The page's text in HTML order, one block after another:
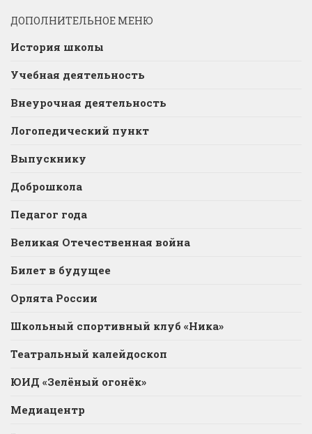
ДОПОЛНИТЕЛЬНОЕ МЕНЮ
История школы
Учебная деятельность
Внеурочная деятельность
Логопедический пункт
Выпускнику
Доброшкола
Педагог года
Великая Отечественная война
Билет в будущее
Орлята России
Школьный спортивный клуб «Ника»
Театральный калейдоскоп
ЮИД «Зелёный огонёк»
Медиацентр